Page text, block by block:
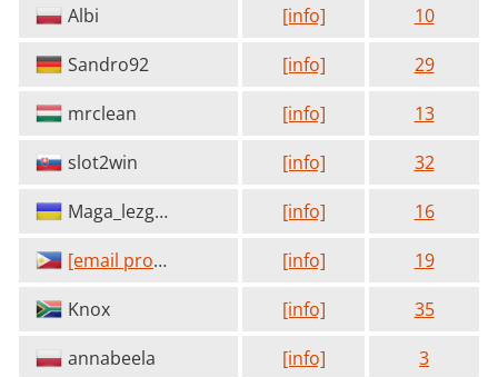
Albi
[info]
10
Sandro92
[info]
29
mrclean
[info]
13
slot2win
[info]
32
Maga_lezgin
[info]
16
[email protected]
[info]
19
Knox
[info]
35
annabeela
[info]
3